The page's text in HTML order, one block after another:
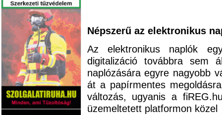
Népszerű az elektronikus
Az elektronikus naplók
digitalizáció továbbra sem
naplózására egyre nagyobb
át a papírmentes
változás, ugyanis a
üzemeltetett platformon közel